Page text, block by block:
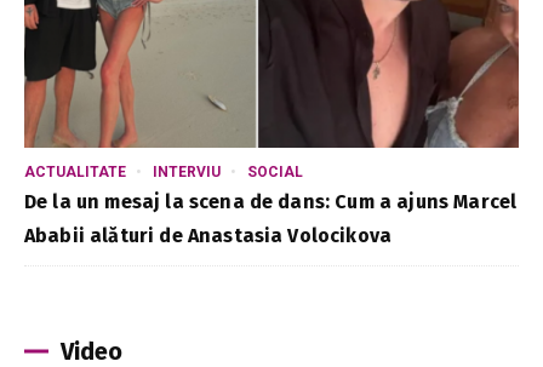
ACTUALITATE INTERVIU SOCIAL
De la un mesaj la scena de dans: Cum a ajuns Marcel
Ababii alături de Anastasia Volocikova
Video